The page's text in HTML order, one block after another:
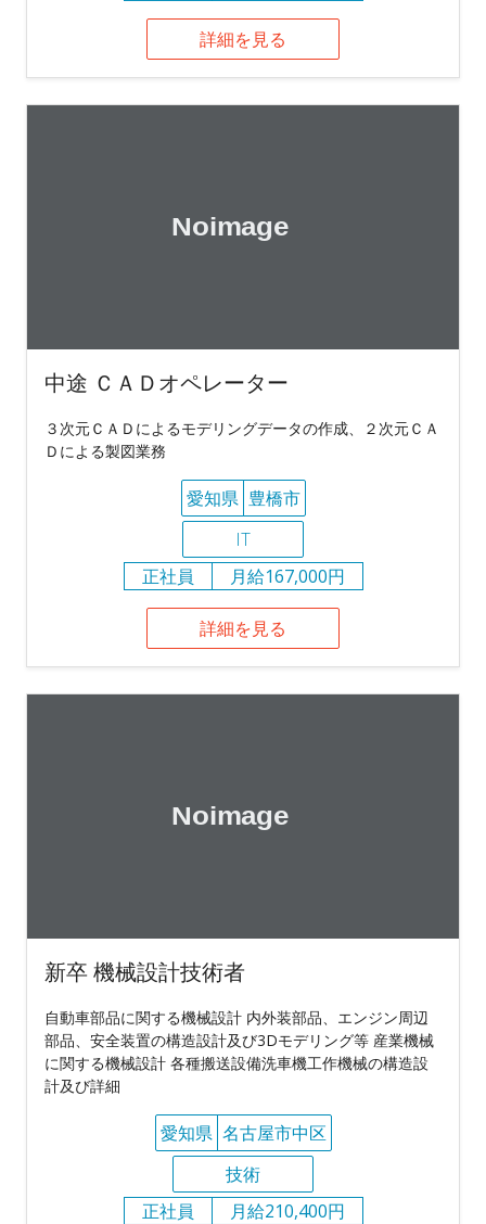
詳細を見る
中途 ＣＡＤオペレーター
３次元ＣＡＤによるモデリングデータの作成、２次元ＣＡ
Ｄによる製図業務
愛知県 豊橋市
IT
正社員
月給167,000円
詳細を見る
新卒 機械設計技術者
自動車部品に関する機械設計 内外装部品、エンジン周辺
部品、安全装置の構造設計及び3Dモデリング等 産業機械
に関する機械設計 各種搬送設備洗車機工作機械の構造設
計及び詳細
愛知県 名古屋市中区
技術
正社員
月給210,400円